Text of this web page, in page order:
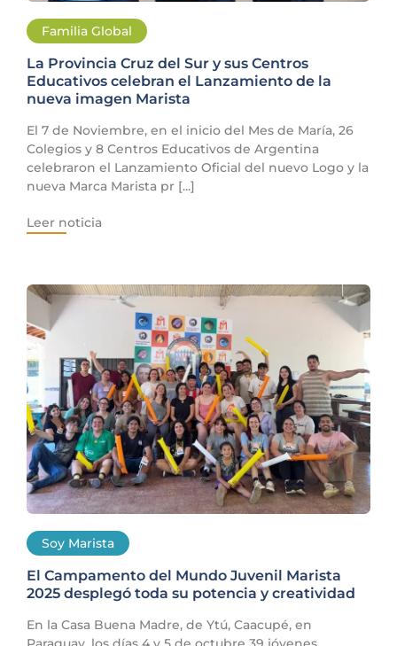
Familia Global
La Provincia Cruz del Sur y sus Centros
Educativos celebran el Lanzamiento de la
nueva imagen Marista
El 7 de Noviembre, en el inicio del Mes de María, 26
Colegios y 8 Centros Educativos de Argentina
celebraron el Lanzamiento Oficial del nuevo Logo y la
nueva Marca Marista pr [...]
Leer noticia
Soy Marista
El Campamento del Mundo Juvenil Marista
2025 desplegó toda su potencia y creatividad
En la Casa Buena Madre, de Ytú, Caacupé, en